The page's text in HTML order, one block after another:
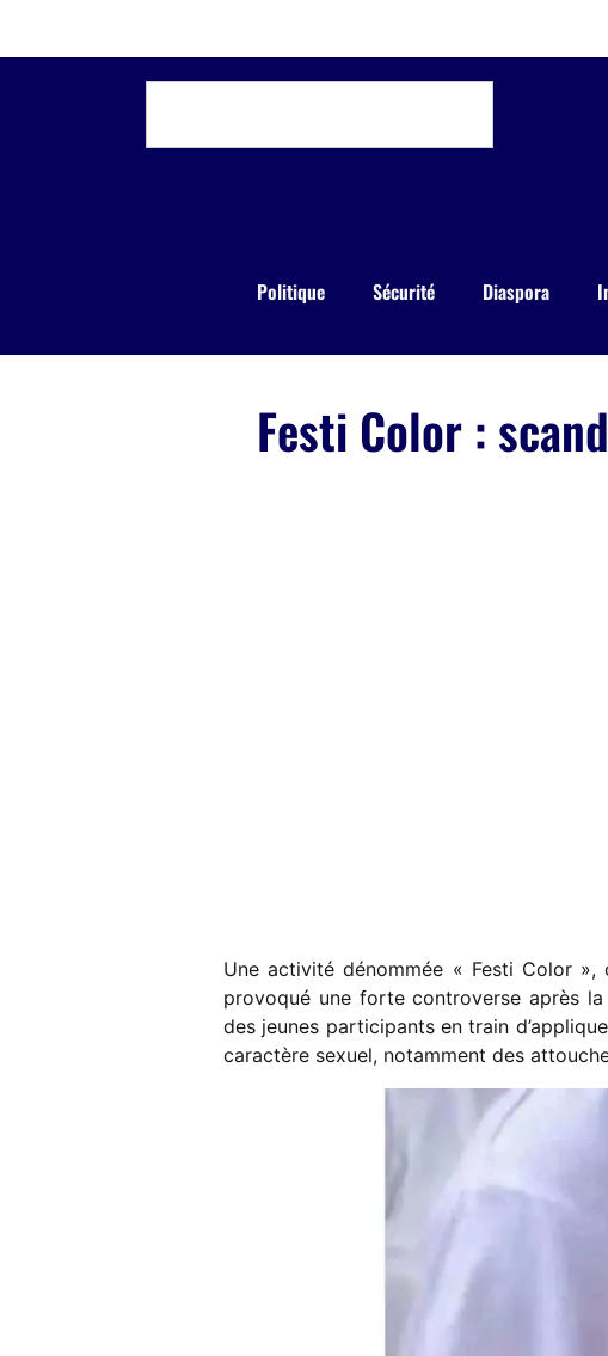
Politique Sécurité Diaspora
Festi Color :
Une activité dénommée « Festi Color
provoqué une forte controverse après
des jeunes participants en train
caractère sexuel, notamment des